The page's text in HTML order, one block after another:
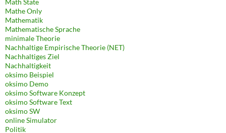
Math State
Mathe Only
Mathematik
Mathematische Sprache
minimale Theorie
Nachhaltige Empirische Theorie (NET)
Nachhaltiges Ziel
Nachhaltigkeit
oksimo Beispiel
oksimo Demo
oksimo Software Konzept
oksimo Software Text
oksimo SW
online Simulator
Politik